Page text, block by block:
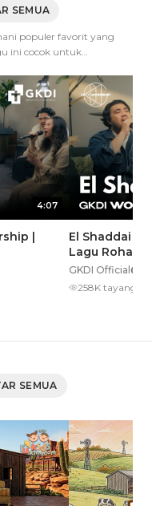
SEMUA
populer favorit yang
#tuhanyesus
4:07
|
El Shaddai
Lagu Rohani
GKDI Official
258K tayangan
SEMUA